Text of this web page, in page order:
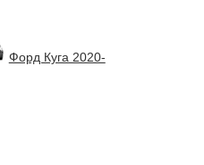
Форд Куга 2020-